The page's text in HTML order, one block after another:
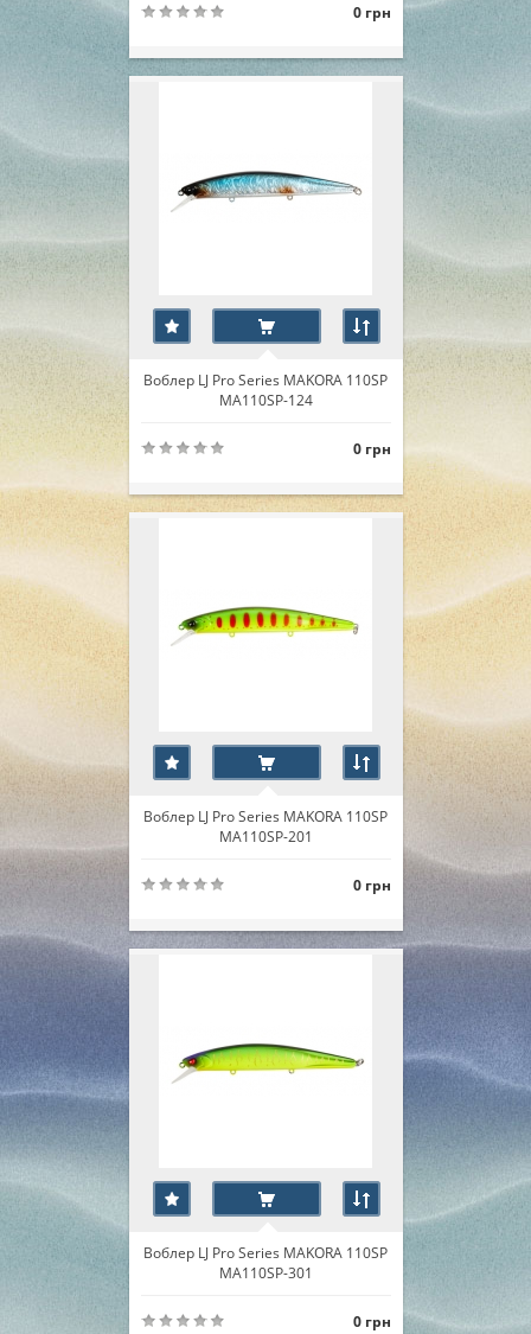
0 грн
Воблер LJ Pro Series MAKORA 110SP
MA110SP-124
0 грн
Воблер LJ Pro Series MAKORA 110SP
MA110SP-201
0 грн
Воблер LJ Pro Series MAKORA 110SP
MA110SP-301
0 грн